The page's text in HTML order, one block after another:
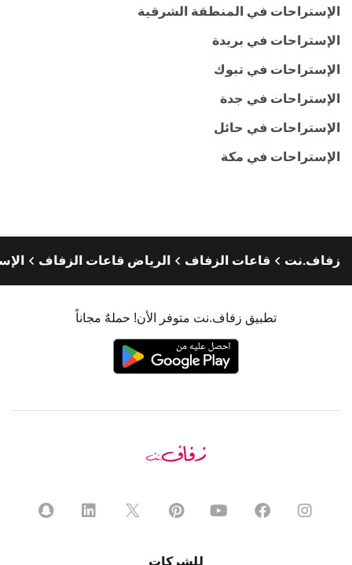
الإستراحات في المنطقة الشرقية
الإستراحات في بريدة
الإستراحات في تبوك
الإستراحات في جدة
الإستراحات في حائل
الإستراحات في مكة
زفاف.نت قاعات الزفاف الرياض قاعات الزفاف
تطبيق زفاف.نت متوفر الأن! حملهٌ مجاناً
للشركات